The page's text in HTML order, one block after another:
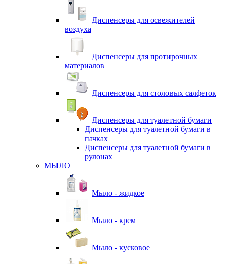
Диспенсеры для освежителей
воздуха
Диспенсеры для протирочных
материалов
Диспенсеры для столовых салфеток
Диспенсеры для туалетной бумаги
Диспенсеры для туалетной бумаги в
пачках
Диспенсеры для туалетной бумаги в
рулонах
МЫЛО
Мыло - жидкое
Мыло - крем
Мыло - кусковое